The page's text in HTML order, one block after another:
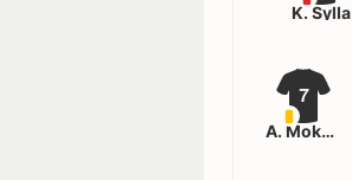
7
A. Mokhtari
K. Sylla